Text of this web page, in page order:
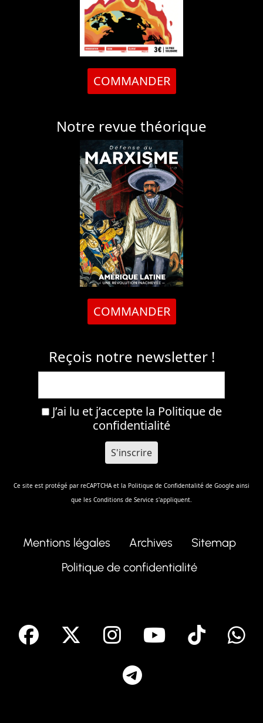
COMMANDER
Notre revue théorique
COMMANDER
Reçois notre newsletter !
J’ai lu et j’accepte la Politique de
confidentialité
Ce site est protégé par reCAPTCHA et la Politique de Confidentalité de Google ainsi
que les Conditions de Service s'appliquent.
Mentions légales Archives
Sitemap
Politique de confidentialité
facebook Instagram
Youtube
Tik